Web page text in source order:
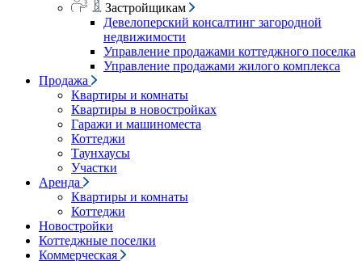
Застройщикам
Девелоперский консалтинг загородной
недвижимости
Управление продажами коттеджного поселка
Управление продажами жилого комплекса
Продажа
Квартиры и комнаты
Квартиры в новостройках
Гаражи и машиноместа
Коттеджи
Таунхаусы
Участки
Аренда
Квартиры и комнаты
Коттеджи
Новостройки
Коттеджные поселки
Коммерческая